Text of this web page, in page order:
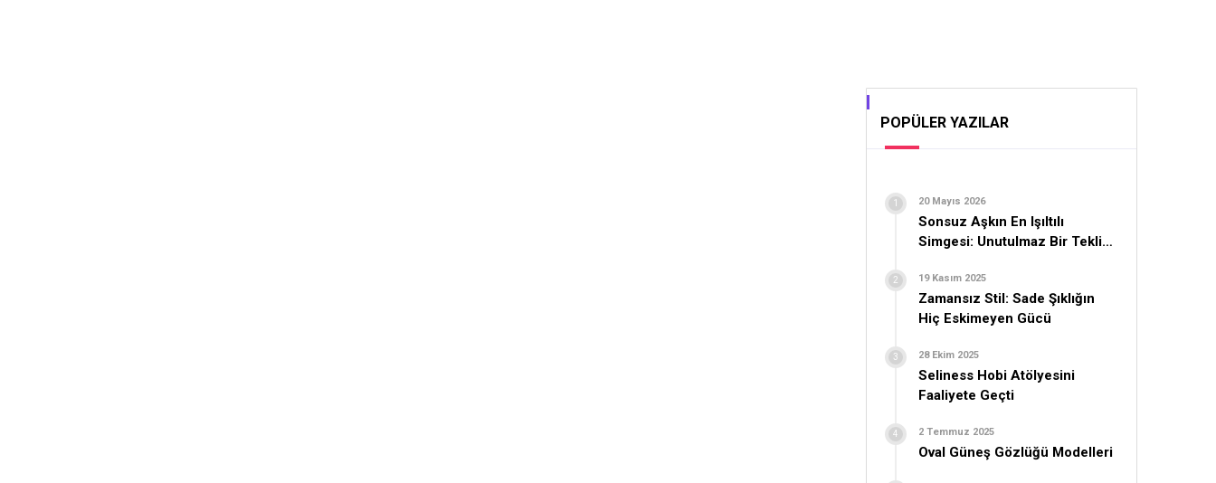
POPÜLER YAZILAR
20 Mayıs 2026
Sonsuz Aşkın En Işıltılı
Simgesi: Unutulmaz Bir Teklif
19 Kasım 2025
Zamansız Stil: Sade Şıklığın
Hiç Eskimeyen Gücü
28 Ekim 2025
Seliness Hobi Atölyesini
Faaliyete Geçti
2 Temmuz 2025
Oval Güneş Gözlüğü Modelleri